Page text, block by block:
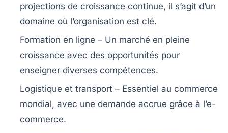
projections de croissance continue, il s’agit d’un
domaine où l’organisation est clé.
Formation en ligne – Un marché en pleine
croissance avec des opportunités pour
enseigner diverses compétences.
Logistique et transport – Essentiel au commerce
mondial, avec une demande accrue grâce à l’e-
commerce.